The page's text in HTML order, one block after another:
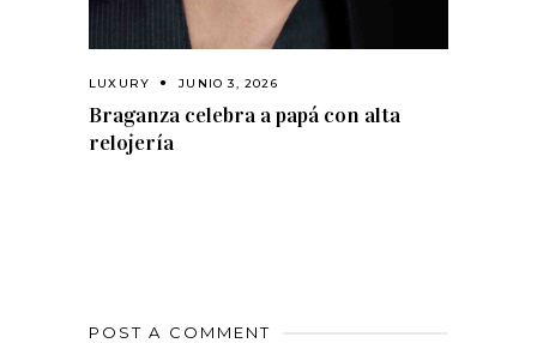
LUXURY JUNIO 3, 2026
Braganza celebra a papá con alta
relojería
POST A COMMENT